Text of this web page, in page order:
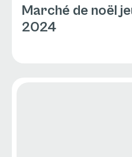
Marché de noël
2024